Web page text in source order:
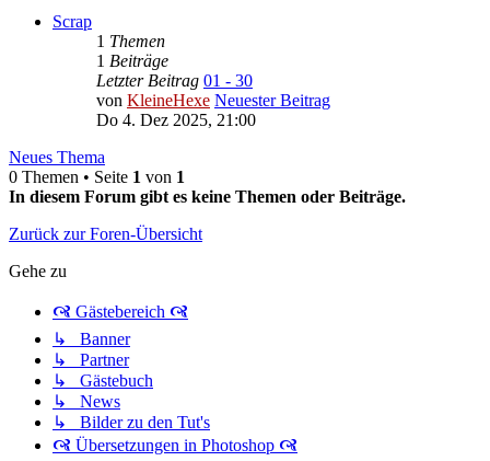
Scrap
1 Themen
1 Beiträge
Letzter Beitrag 01 - 30
von KleineHexe Neuester Beitrag
Do 4. Dez 2025, 21:00
Neues Thema
0 Themen • Seite 1 von 1
In diesem Forum gibt es keine Themen oder Beiträge.
Zurück zur Foren-Übersicht
Gehe zu
🙧 Gästebereich 🙧
↳ Banner
↳ Partner
↳ Gästebuch
↳ News
↳ Bilder zu den Tut's
🙧 Übersetzungen in Photoshop 🙧